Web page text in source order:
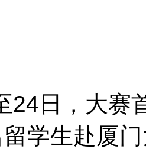
24日，大赛
学生赴厦